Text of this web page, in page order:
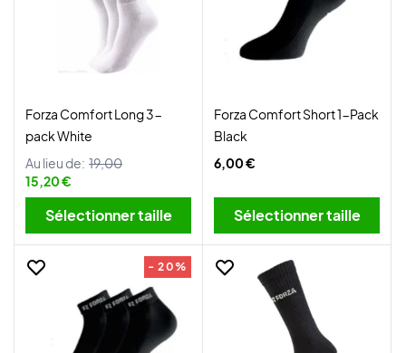
Forza Comfort Long 3-
pack White
Au lieu de: 19,00
15,20 €
Sélectionner taille
Forza Comfort Short 1-Pack
Black
6,00 €
Sélectionner taille
- 20%